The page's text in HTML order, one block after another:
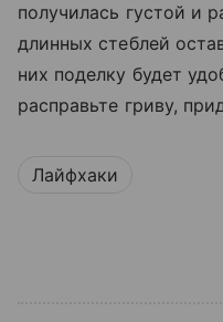
получилась густой и
длинных стеблей
них поделку будет
расправьте гриву,
Лайфхаки